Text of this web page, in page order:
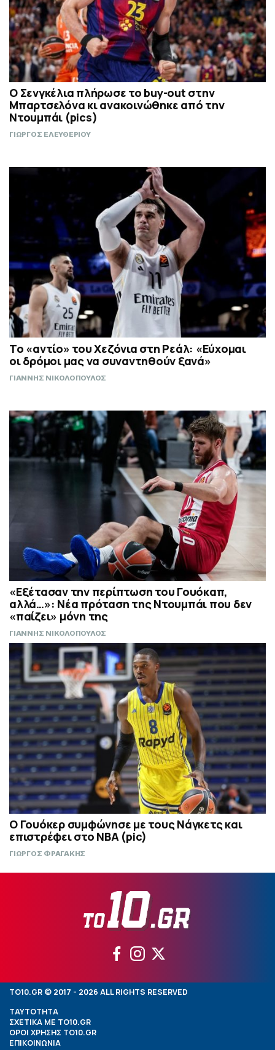
Ο Σενγκέλια πλήρωσε το buy-out στην
Μπαρτσελόνα κι ανακοινώθηκε από την
Ντουμπάι (pics)
ΓΙΩΡΓΟΣ ΕΛΕΥΘΕΡΙΟΥ
Το «αντίο» του Χεζόνια στη Ρεάλ: «Εύχομαι
οι δρόμοι μας να συναντηθούν ξανά»
ΓΙΑΝΝΗΣ ΝΙΚΟΛΟΠΟΥΛΟΣ
«Εξέτασαν την περίπτωση του Γουόκαπ,
αλλά…»: Νέα πρόταση της Ντουμπάι που δεν
«παίζει» μόνη της
ΓΙΑΝΝΗΣ ΝΙΚΟΛΟΠΟΥΛΟΣ
Ο Γουόκερ συμφώνησε με τους Νάγκετς και
επιστρέφει στο NBA (pic)
ΓΙΩΡΓΟΣ ΦΡΑΓΑΚΗΣ
TO10.GR © 2017 - 2026 ALL RIGHTS RESERVED
ΤΑΥΤΟΤΗΤΑ
ΣΧΕΤΙΚΑ ΜΕ TO10.GR
ΟΡΟΙ ΧΡΗΣΗΣ TO10.GR
ΕΠΙΚΟΙΝΩΝΙΑ